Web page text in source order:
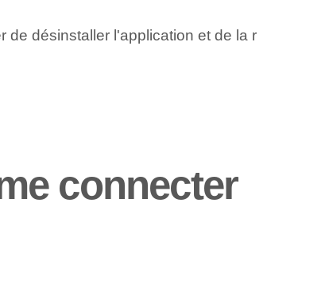
désinstaller l'application et de la r
connecter